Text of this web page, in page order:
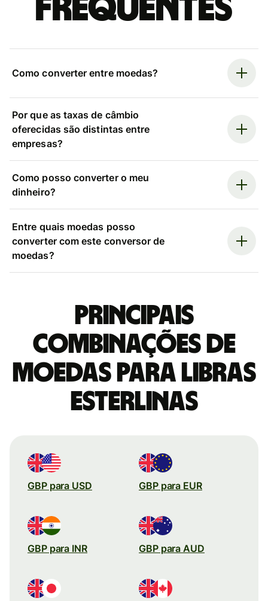
frequentes
Como converter entre moedas?
Por que as taxas de câmbio
oferecidas são distintas entre
empresas?
Como posso converter o meu
dinheiro?
Entre quais moedas posso
converter com este conversor de
moedas?
Principais
combinações de
moedas para Libras
esterlinas
GBP para USD GBP para EUR
GBP para INR GBP para AUD